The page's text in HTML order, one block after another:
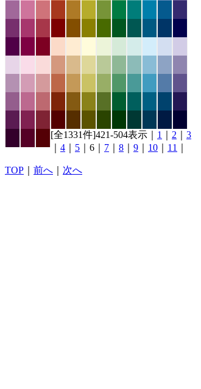
[全1331件]421-504表示｜ 1 2
3
4 5 ｜6｜ 7 8 9 10 11
TOP 前へ 次へ